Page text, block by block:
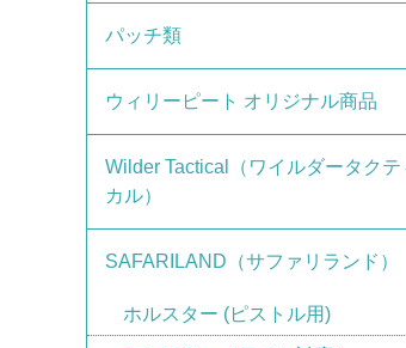
パッチ類
ウィリーピート オリジナル商品
Wilder Tactical（ワイルダータクテ
カル）
SAFARILAND（サファリランド）
ホルスター (ピストル用)